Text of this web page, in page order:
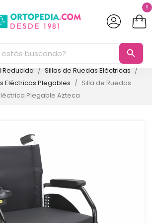
0
search
Reducida
Sillas de Ruedas Eléctricas
Eléctricas Plegables
Silla de Ruedas
Plegable Azteca